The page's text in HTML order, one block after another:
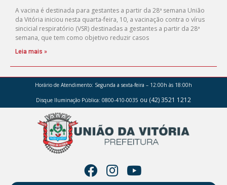
A vacina é destinada para gestantes a partir da 28ª semana União
da Vitória iniciou nesta quarta-feira, 10, a vacinação contra o vírus
sincicial respiratório (VSR) destinadas a gestantes a partir da 28ª
semana, que tem como objetivo reduzir casos
Leia mais »
Horário de Atendimento: Segunda a sexta-feira – 12:00h às 18:00h
Disque Iluminação Pública: 0800-410-0035 ou (42) 3521 1212